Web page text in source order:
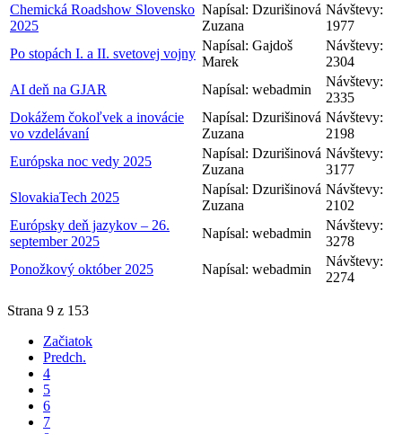
Chemická Roadshow Slovensko
2025
Napísal: Dzurišinová
Zuzana
Návštevy:
1977
Po stopách I. a II. svetovej vojny
Napísal: Gajdoš
Marek
Návštevy:
2304
AI deň na GJAR
Napísal: webadmin
Návštevy:
2335
Dokážem čokoľvek a inovácie
vo vzdelávaní
Napísal: Dzurišinová
Zuzana
Návštevy:
2198
Európska noc vedy 2025
Napísal: Dzurišinová
Zuzana
Návštevy:
3177
SlovakiaTech 2025
Napísal: Dzurišinová
Zuzana
Návštevy:
2102
Európsky deň jazykov – 26.
september 2025
Napísal: webadmin
Návštevy:
3278
Ponožkový október 2025
Napísal: webadmin
Návštevy:
2274
Strana 9 z 153
Začiatok
Predch.
4
5
6
7